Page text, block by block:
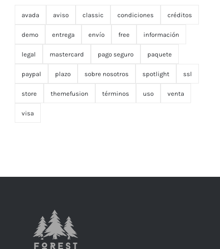
avada aviso classic condiciones créditos
demo entrega envío free información
legal mastercard pago seguro paquete
paypal plazo sobre nosotros spotlight ssl
store themefusion términos uso venta
visa